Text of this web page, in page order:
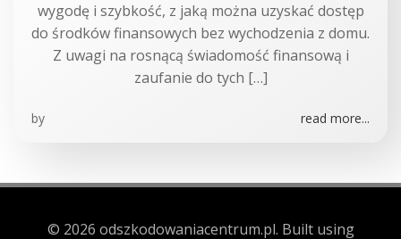
wygodę i szybkość, z jaką można uzyskać dostęp
do środków finansowych bez wychodzenia z domu.
Z uwagi na rosnącą świadomość finansową i
zaufanie do tych […]
by read more...
© 2026 odszkodowaniacentrum.pl. Built using